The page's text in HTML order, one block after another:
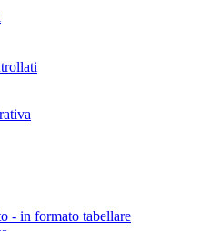
- in formato tabellare